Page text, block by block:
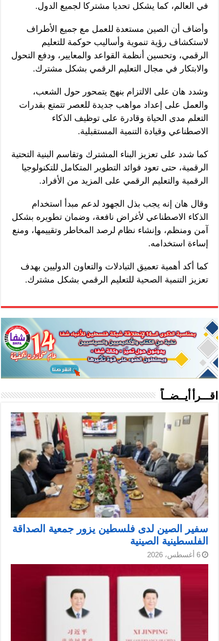
في العالم، كما يشكل تحديا مشتركا لجميع الدول.
وأضاف أن الصين مستعدة للعمل مع جميع الأطراف
لاستكشاف رؤية تنموية وأساليب حوكمة للتعليم
الرقمي، وتحسين أنظمة القواعد والمعايير، ودفع التحول
والابتكار في مجال التعليم الرقمي بشكل مشترك.
وشدد هان على الالتزام بنهج يتمحور حول الشعب،
والعمل على إعداد مواهب جديدة للعصر تتمتع بقدرات
التعلم مدى الحياة وقادرة على توظيف الذكاء
الاصطناعي وقيادة التنمية المستقبلية.
كما شدد على تعزيز البناء المشترك وتقاسم البنية التحتية
الرقمية، حتى تعود فوائد التطوير المتكامل للتكنولوجيا
الرقمية والتعليم الرقمي على المزيد من الأفراد.
وقال هان إنه يجب بذل الجهود لدعم مبدأ استخدام
الذكاء الاصطناعي لأغراض نافعة، وضمان تطويره بشكل
آمن ومنظم، وإنشاء نظام لرصد المخاطر وتقييمها، ومنع
إساءة استخدامه.
كما أكد أهمية تعميق التبادلات والتعاون الدوليين بهدف
تعزيز التنمية الصحية للتعليم الرقمي بشكل مشترك.
اقـــرأ أيــضــاً
سفير الصين لدى فلسطين يزور جمعية الصداقة
الفلسطينية الصينية
6 أغسطس، 2026